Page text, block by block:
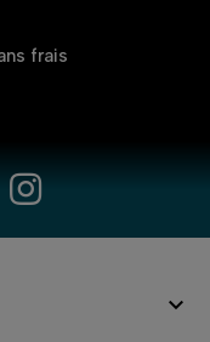
frais
